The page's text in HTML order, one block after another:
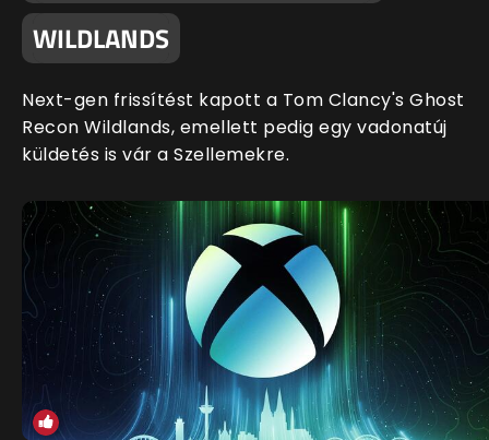
WILDLANDS
Next-gen frissítést kapott a Tom Clancy's Ghost
Recon Wildlands, emellett pedig egy vadonatúj
küldetés is vár a Szellemekre.